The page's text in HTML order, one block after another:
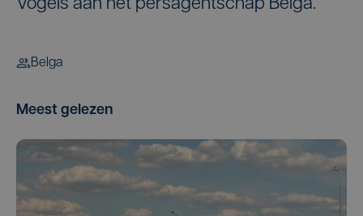
Vogels aan het persagentschap Belga.
Belga
Meest gelezen